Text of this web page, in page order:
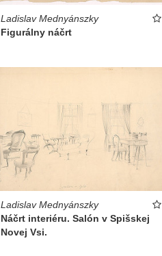
Ladislav Mednyánszky
Figurálny náčrt
Ladislav Mednyánszky
Náčrt interiéru. Salón v Spišskej
Novej Vsi.